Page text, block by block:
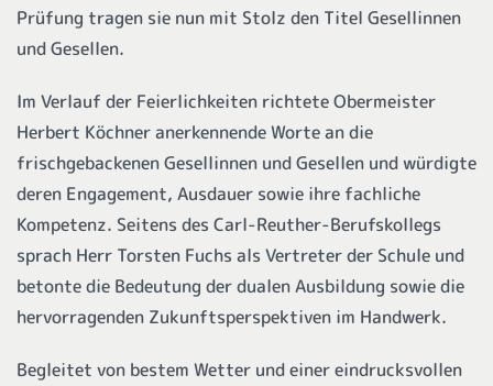
Prüfung tragen sie nun mit Stolz den Titel Gesellinnen
und Gesellen.
Im Verlauf der Feierlichkeiten richtete Obermeister
Herbert Köchner anerkennende Worte an die
frischgebackenen Gesellinnen und Gesellen und würdigte
deren Engagement, Ausdauer sowie ihre fachliche
Kompetenz. Seitens des Carl-Reuther-Berufskollegs
sprach Herr Torsten Fuchs als Vertreter der Schule und
betonte die Bedeutung der dualen Ausbildung sowie die
hervorragenden Zukunftsperspektiven im Handwerk.
Begleitet von bestem Wetter und einer eindrucksvollen